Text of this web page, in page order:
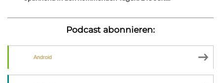
Podcast abonnieren:
Android